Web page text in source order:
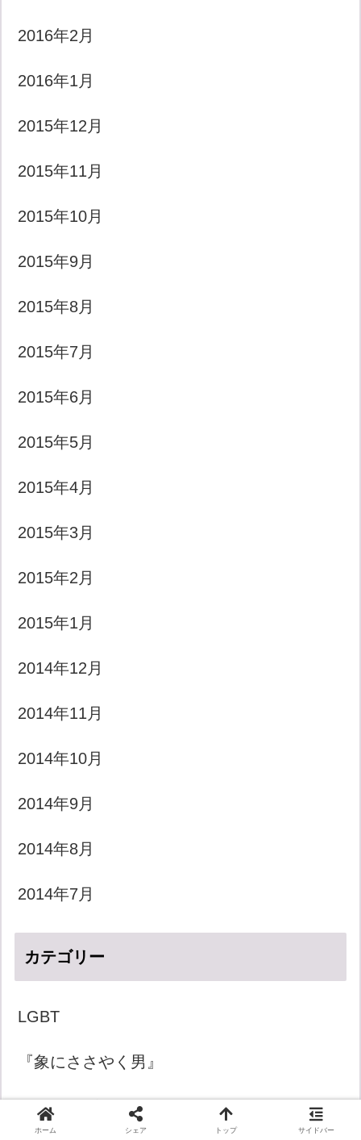
2016年2月
2016年1月
2015年12月
2015年11月
2015年10月
2015年9月
2015年8月
2015年7月
2015年6月
2015年5月
2015年4月
2015年3月
2015年2月
2015年1月
2014年12月
2014年11月
2014年10月
2014年9月
2014年8月
2014年7月
カテゴリー
LGBT
『象にささやく男』
きょうのダジャレ
ホーム シェア トップ サイドバー